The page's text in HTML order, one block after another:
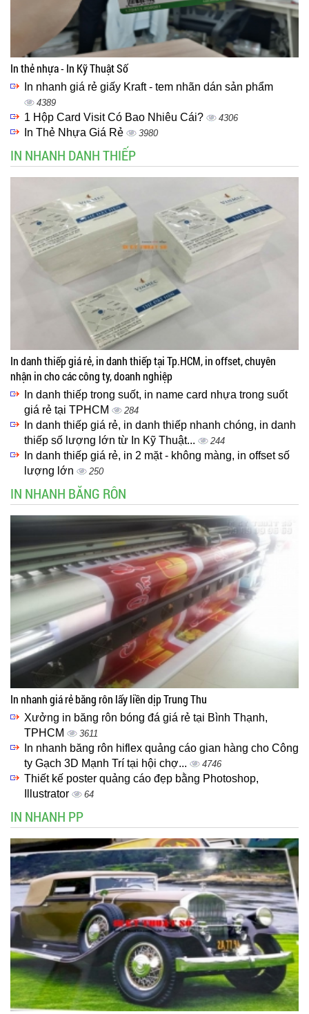
In thẻ nhựa - In Kỹ Thuật Số
In nhanh giá rẻ giấy Kraft - tem nhãn dán sản phẩm
4389
1 Hộp Card Visit Có Bao Nhiêu Cái? 4306
In Thẻ Nhựa Giá Rẻ 3980
IN NHANH DANH THIẾP
In danh thiếp giá rẻ, in danh thiếp tại Tp.HCM, in offset, chuyên
nhận in cho các công ty, doanh nghiệp
In danh thiếp trong suốt, in name card nhựa trong suốt
giá rẻ tại TPHCM
284
In danh thiếp giá rẻ, in danh thiếp nhanh chóng, in danh
thiếp số lượng lớn từ In Kỹ Thuật...
244
In danh thiếp giá rẻ, in 2 mặt - không màng, in offset số
lượng lớn
250
IN NHANH BĂNG RÔN
In nhanh giá rẻ băng rôn lấy liền dịp Trung Thu
Xưởng in băng rôn bóng đá giá rẻ tại Bình Thạnh,
TPHCM
3611
In nhanh băng rôn hiflex quảng cáo gian hàng cho Công
ty Gạch 3D Mạnh Trí tại hội chợ...
4746
Thiết kế poster quảng cáo đẹp bằng Photoshop,
Illustrator
64
IN NHANH PP